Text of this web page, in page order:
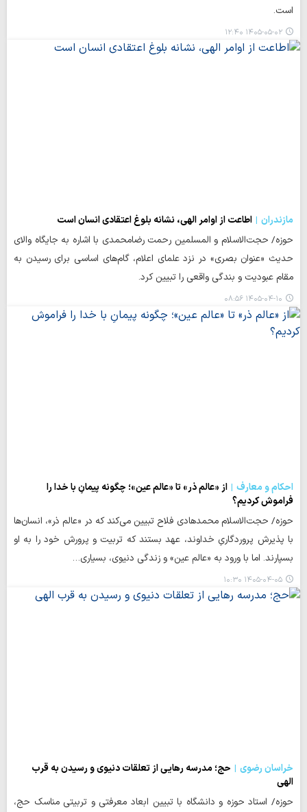
است.
۱۴۰۵-۰۵-۰۲ ۱۲:۴۰
مازندران
اطاعت از اوامر الهی، نشانه بلوغ اعتقادی انسان است
حوزه/ حجت‌الاسلام و المسلمین رحمت رضامحمدی با اشاره به جایگاه والای
حدیث «عنوان بصری» در نزد علمای اعلام، گام‌های اساسی برای رسیدن به
مقام عبودیت و بندگی واقعی را تبیین کرد.
۱۴۰۵-۰۴-۱۰ ۰۸:۵۶
احکام و معارف
از «عالم ذر» تا «عالم عین»؛ چگونه پیمانِ با خدا را
فراموش کردیم؟
حوزه/ حجت‌الاسلام محمدهادی فلاح تبیین می‌کند که در «عالم ذر»، انسان‌ها
با پذیرش پروردگاریِ خداوند، عهد بستند که تربیت و پرورش خود را به او
بسپارند. اما با ورود به «عالم عین» و زندگی دنیوی، بسیاری…
۱۴۰۵-۰۴-۰۵ ۱۰:۳۰
خراسان رضوی
حج؛ مدرسه رهایی از تعلقات دنیوی و رسیدن به قرب
الهی
حوزه/ استاد حوزه و دانشگاه با تبیین ابعاد معرفتی و تربیتی مناسک حج،